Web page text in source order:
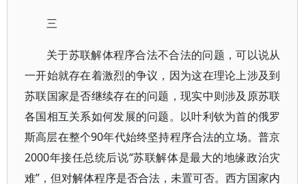
三
关于苏联解体程序合法不合法的问题，可以说从
一开始就存在着激烈的争议，因为这在理论上涉及到
苏联国家是否继续存在的问题，现实中则涉及原苏联
各国相互关系如何发展的问题。以叶利钦为首的俄罗
斯高层在整个90年代始终坚持程序合法的立场。普京
2000年接任总统后说“苏联解体是最大的地缘政治灾
难”，但对解体程序是否合法，未置可否。西方国家内